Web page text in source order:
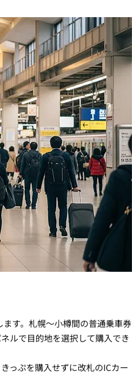
す。札幌〜小樽間の普通乗車券
ルで目的地を選択して購入でき
っぷを購入せずに改札のICカー